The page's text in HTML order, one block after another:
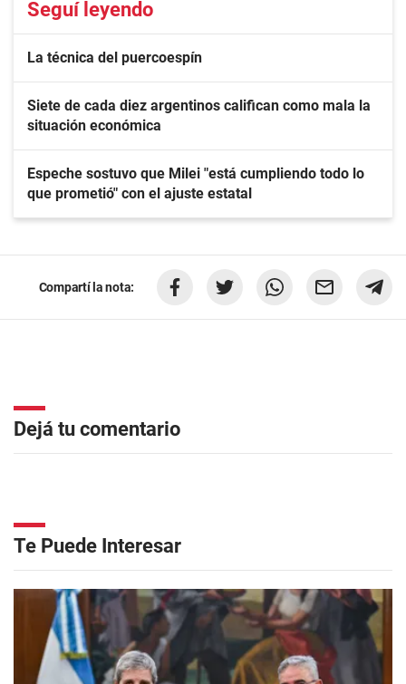
Seguí leyendo
La técnica del puercoespín
Siete de cada diez argentinos califican como mala la
situación económica
Espeche sostuvo que Milei "está cumpliendo todo lo
que prometió" con el ajuste estatal
Compartí la nota:
Dejá tu comentario
Te Puede Interesar